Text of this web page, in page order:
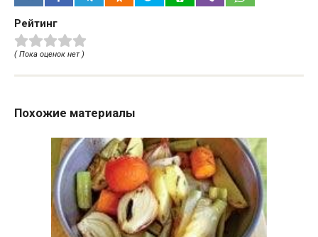
Рейтинг
( Пока оценок нет )
Похожие материалы